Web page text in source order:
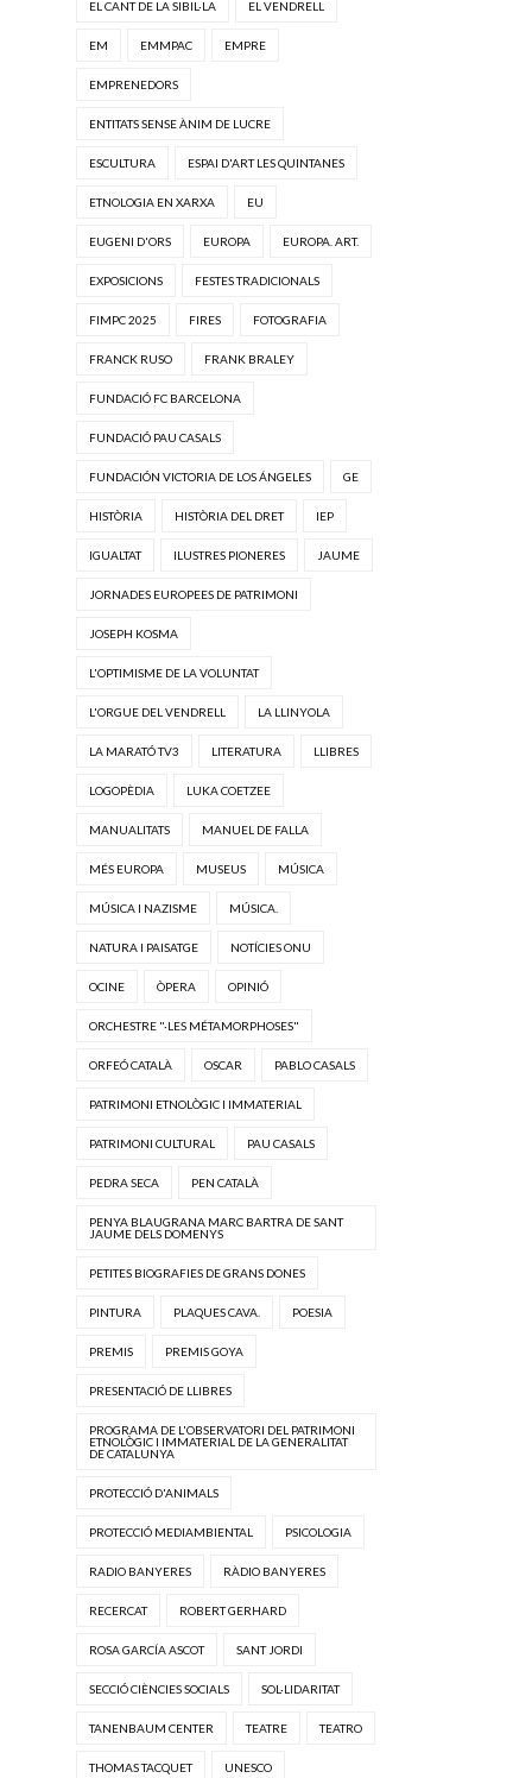
EL CANT DE LA SIBIL·LA EL VENDRELL
EM EMMPAC EMPRE
EMPRENEDORS
ENTITATS SENSE ÀNIM DE LUCRE
ESCULTURA ESPAI D'ART LES QUINTANES
ETNOLOGIA EN XARXA EU
EUGENI D'ORS EUROPA EUROPA. ART.
EXPOSICIONS FESTES TRADICIONALS
FIMPC 2025 FIRES FOTOGRAFIA
FRANCK RUSO FRANK BRALEY
FUNDACIÓ FC BARCELONA
FUNDACIÓ PAU CASALS
FUNDACIÓN VICTORIA DE LOS ÁNGELES GE
HISTÒRIA HISTÒRIA DEL DRET IEP
IGUALTAT ILUSTRES PIONERES JAUME
JORNADES EUROPEES DE PATRIMONI
JOSEPH KOSMA
L'OPTIMISME DE LA VOLUNTAT
L'ORGUE DEL VENDRELL LA LLINYOLA
LA MARATÓ TV3 LITERATURA LLIBRES
LOGOPÈDIA LUKA COETZEE
MANUALITATS MANUEL DE FALLA
MÉS EUROPA MUSEUS MÚSICA
MÚSICA I NAZISME MÚSICA.
NATURA I PAISATGE NOTÍCIES ONU
OCINE ÒPERA OPINIÓ
ORCHESTRE "·LES MÉTAMORPHOSES"
ORFEÓ CATALÀ OSCAR PABLO CASALS
PATRIMONI ETNOLÒGIC I IMMATERIAL
PATRIMONI CULTURAL PAU CASALS
PEDRA SECA PEN CATALÀ
PENYA BLAUGRANA MARC BARTRA DE SANT
JAUME DELS DOMENYS
PETITES BIOGRAFIES DE GRANS DONES
PINTURA PLAQUES CAVA. POESIA
PREMIS PREMIS GOYA
PRESENTACIÓ DE LLIBRES
PROGRAMA DE L'OBSERVATORI DEL PATRIMONI
ETNOLÒGIC I IMMATERIAL DE LA GENERALITAT
DE CATALUNYA
PROTECCIÓ D'ANIMALS
PROTECCIÓ MEDIAMBIENTAL PSICOLOGIA
RADIO BANYERES RÀDIO BANYERES
RECERCAT ROBERT GERHARD
ROSA GARCÍA ASCOT SANT JORDI
SECCIÓ CIÈNCIES SOCIALS SOL·LIDARITAT
TANENBAUM CENTER TEATRE TEATRO
THOMAS TACQUET UNESCO